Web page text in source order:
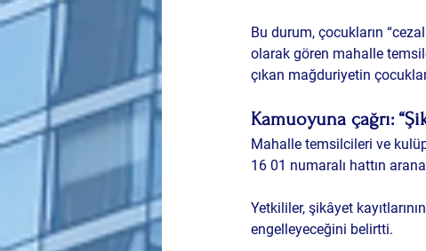
Bu durum, çocukların
olarak gören mahalle
çıkan mağduriyetin
Kamuoyuna çağrı:
Mahalle temsilcileri ve
16 01 numaralı hattın
Yetkililer, şikâyet
engelleyeceğini belirtti.